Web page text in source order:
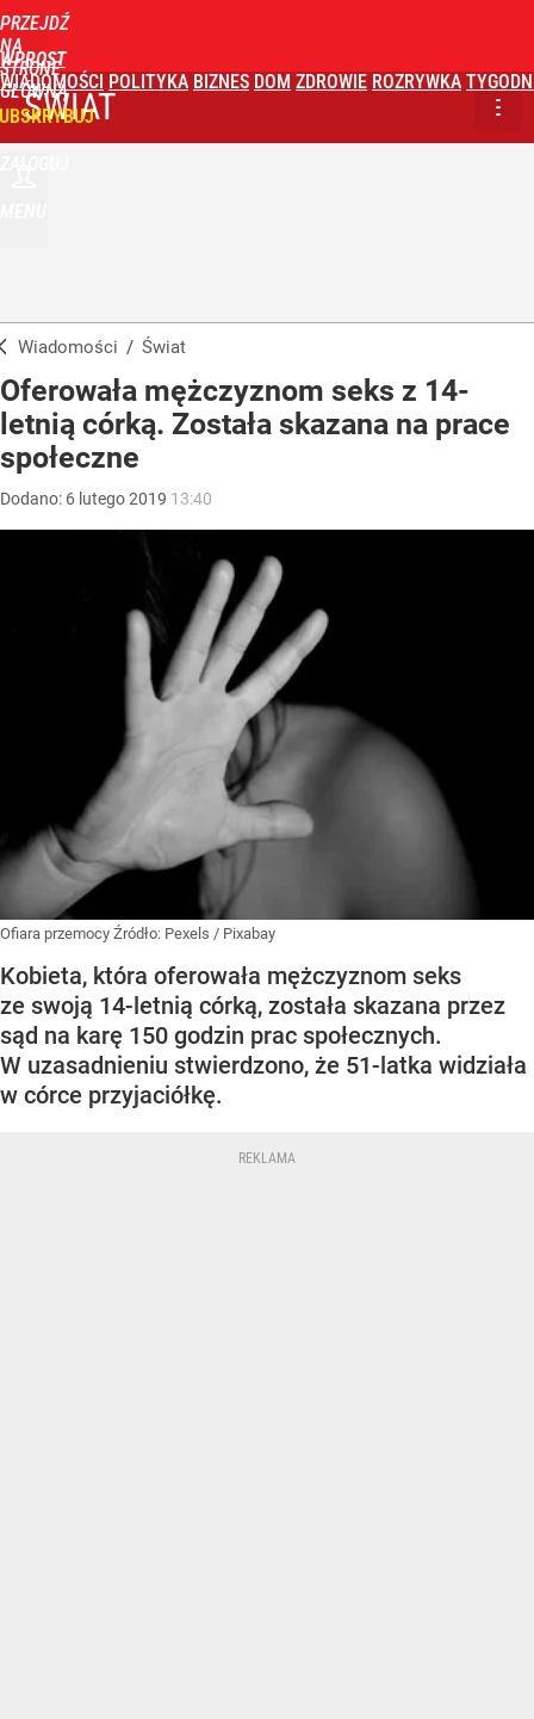
PRZEJDŹ
NA
STRONĘ
GŁÓWNĄ
WPROST
WIADOMOŚCI POLITYKA BIZNES DOM ZDROWIE ROZRYWKA
ŚWIAT
Wiadomości / Świat
Oferowała mężczyznom seks z 14-
letnią córką. Została skazana na prace
społeczne
Dodano: 6 lutego2019 13:40
Ofiara przemocy Źródło: Pexels / Pixabay
Kobieta, która oferowała mężczyznom seks
ze swoją 14-letnią córką, została skazana przez
sąd na karę 150 godzin prac społecznych.
W uzasadnieniu stwierdzono, że 51-latka widziała
w córce przyjaciółkę.